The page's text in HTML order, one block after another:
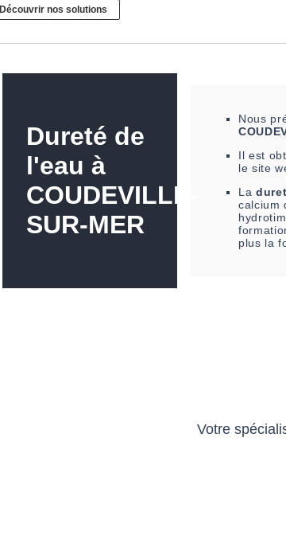
Découvrir nos solutions
Dureté de
l'eau à
COUDEVILLE-
SUR-MER
Nous
Il est
le site
La
calcium
plus la
Votre